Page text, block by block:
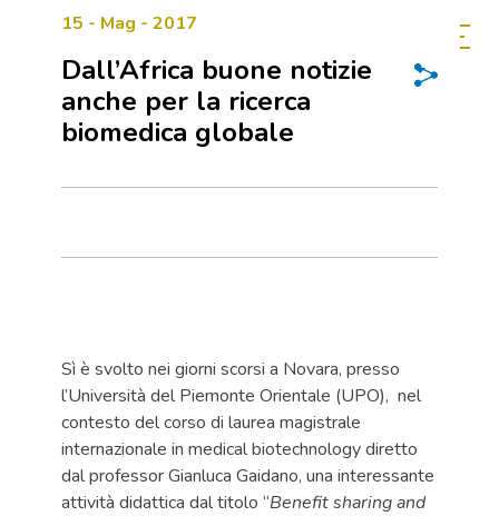
15 - Mag - 2017
Dall’Africa buone notizie
anche per la ricerca
biomedica globale
Sì è svolto nei giorni scorsi a Novara, presso
l’Università del Piemonte Orientale (UPO), nel
contesto del corso di laurea magistrale
internazionale in medical biotechnology diretto
dal professor Gianluca Gaidano, una interessante
attività didattica dal titolo “Benefit sharing and